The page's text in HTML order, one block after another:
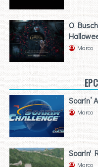
O
Marco
Soarin’
Marco
Soarin'
Marco